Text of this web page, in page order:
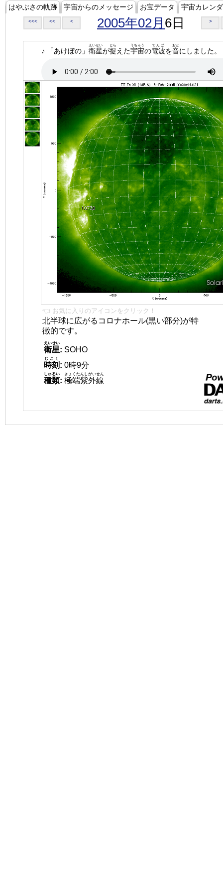
はやぶさの軌跡 宇宙からのメッセージ お宝データ 宇宙カレン
<<< << < 2005年02月 6日 >
♪ 「あけぼの」 衛星
えいせい
が捉
とら
えた宇宙
うちゅう
の電波
でんぱ
を音
おと
にしました。
👈 お気に入りのアイコンをクリック！
北半球に広がるコロナホール(黒い部分)が特
徴的です。
衛星
えいせい
: SOHO
時刻
じこく
: 0時9分
種類
しゅるい
: 極端紫外線
きょくたんしがいせん